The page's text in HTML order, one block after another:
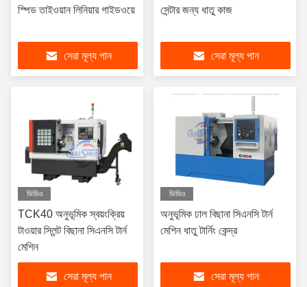
স্পিড তাইওয়ান লিনিয়ার গাইডওয়ে
সেরা মূল্য পান
সেন্টার জন্য ধাতু কাজ
সেরা মূল্য পান
ভিডিও
TCK40 অনুভূমিক স্বয়ংক্রিয়
টাওয়ার স্লিন্ট বিছানা সিএনসি টার্ন
মেশিন
সেরা মূল্য পান
ভিডিও
অনুভূমিক ঢাল বিছানা সিএনসি টার্ন
মেশিন ধাতু টার্নিং কেন্দ্র
সেরা মূল্য পান